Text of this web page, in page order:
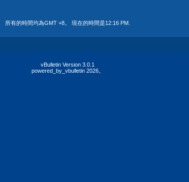
所有的時間均為GMT +8。 現在的時間是12:16 PM
vBulletin Version 3.0.1
powered_by_vbulletin 2026。